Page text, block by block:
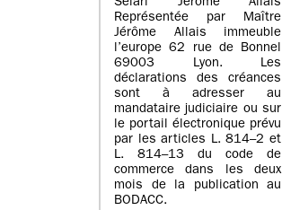
Selarl Jerome Allais
Représentée par Maître
Jérôme Allais immeuble
l’europe 62 rue de Bonnel
69003 Lyon. Les
déclarations des créances
sont à adresser au
mandataire judiciaire ou sur
le portail électronique prévu
par les articles L. 814–2 et
L. 814–13 du code de
commerce dans les deux
mois de la publication au
BODACC.